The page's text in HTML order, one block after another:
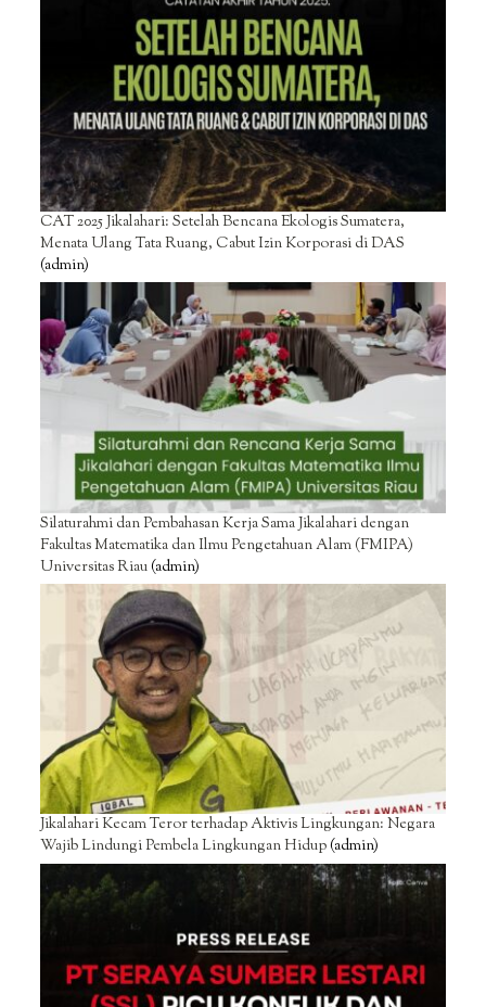
CAT 2025 Jikalahari: Setelah Bencana Ekologis Sumatera,
Menata Ulang Tata Ruang, Cabut Izin Korporasi di DAS
(admin)
Silaturahmi dan Pembahasan Kerja Sama Jikalahari dengan
Fakultas Matematika dan Ilmu Pengetahuan Alam (FMIPA)
Universitas Riau(admin)
Jikalahari Kecam Teror terhadap Aktivis Lingkungan: Negara
Wajib Lindungi Pembela Lingkungan Hidup(admin)